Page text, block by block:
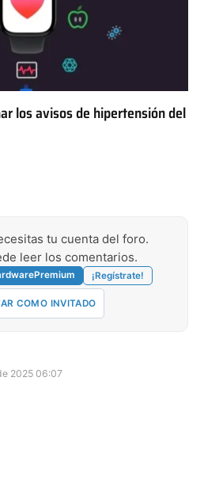
los avisos de hipertensión del
tu cuenta del foro.
leer los comentarios.
¡Regístrate!
COMO INVITADO
2025 06:07